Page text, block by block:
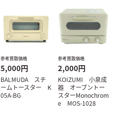
参考買取価格
5,000円
BALMUDA スチ
ームトースター K
05A-BG
参考買取価格
2,000円
KOIZUMI 小泉成
器 オーブントー
スターMonochrom
e MOS-1028